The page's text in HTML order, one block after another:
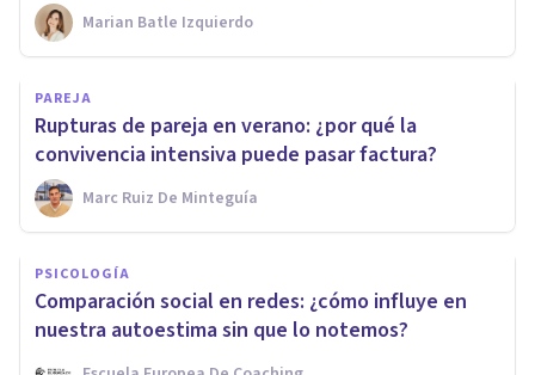
Marian Batle Izquierdo
PAREJA
Rupturas de pareja en verano: ¿por qué la
convivencia intensiva puede pasar factura?
Marc Ruiz De Minteguía
PSICOLOGÍA
Comparación social en redes: ¿cómo influye en
nuestra autoestima sin que lo notemos?